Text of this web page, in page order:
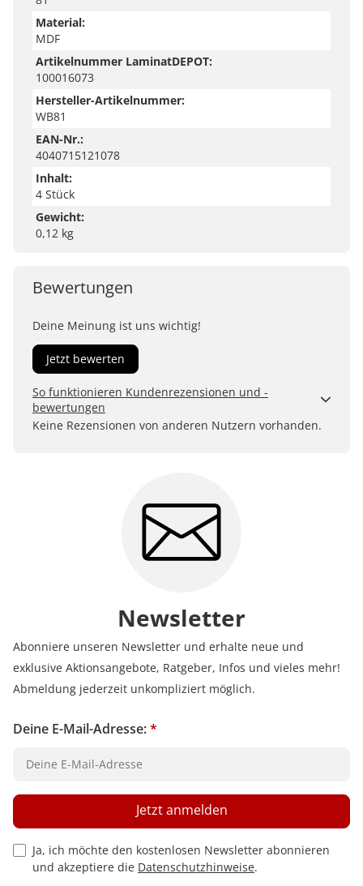
Material:
MDF
Artikelnummer LaminatDEPOT:
100016073
Hersteller-Artikelnummer:
WB81
EAN-Nr.:
4040715121078
Inhalt:
4 Stück
Gewicht:
0,12 kg
Bewertungen
Deine Meinung ist uns wichtig!
Jetzt bewerten
So funktionieren Kundenrezensionen und -
bewertungen
Kundenbewertungen sind für uns und unsere Kunden
Erfahren Sie mehr darüber, wie Kundenbewertungen
bei uns funktionieren
Keine Rezensionen von anderen Nutzern vorhanden.
Newsletter
Abonniere unseren Newsletter und erhalte neue und
exklusive Aktionsangebote, Ratgeber, Infos und vieles mehr!
Abmeldung jederzeit unkompliziert möglich.
Deine E-Mail-Adresse:*
Privacy Policy Checkbox
Ja, ich möchte den kostenlosen Newsletter abonnieren
und akzeptiere die Datenschutzhinweise.
Jetzt anmelden